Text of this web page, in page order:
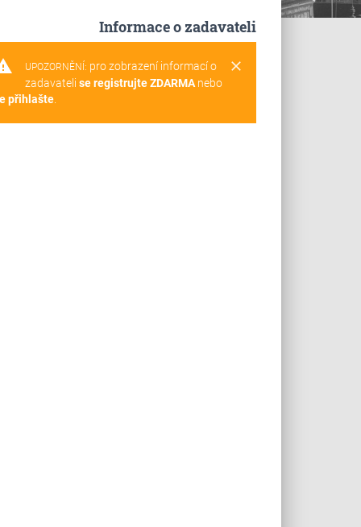
Informace o zadavateli
clear
UPOZORNĚNÍ: pro zobrazení informací o
zadavateli se registrujte ZDARMAnebo
přihlašte.